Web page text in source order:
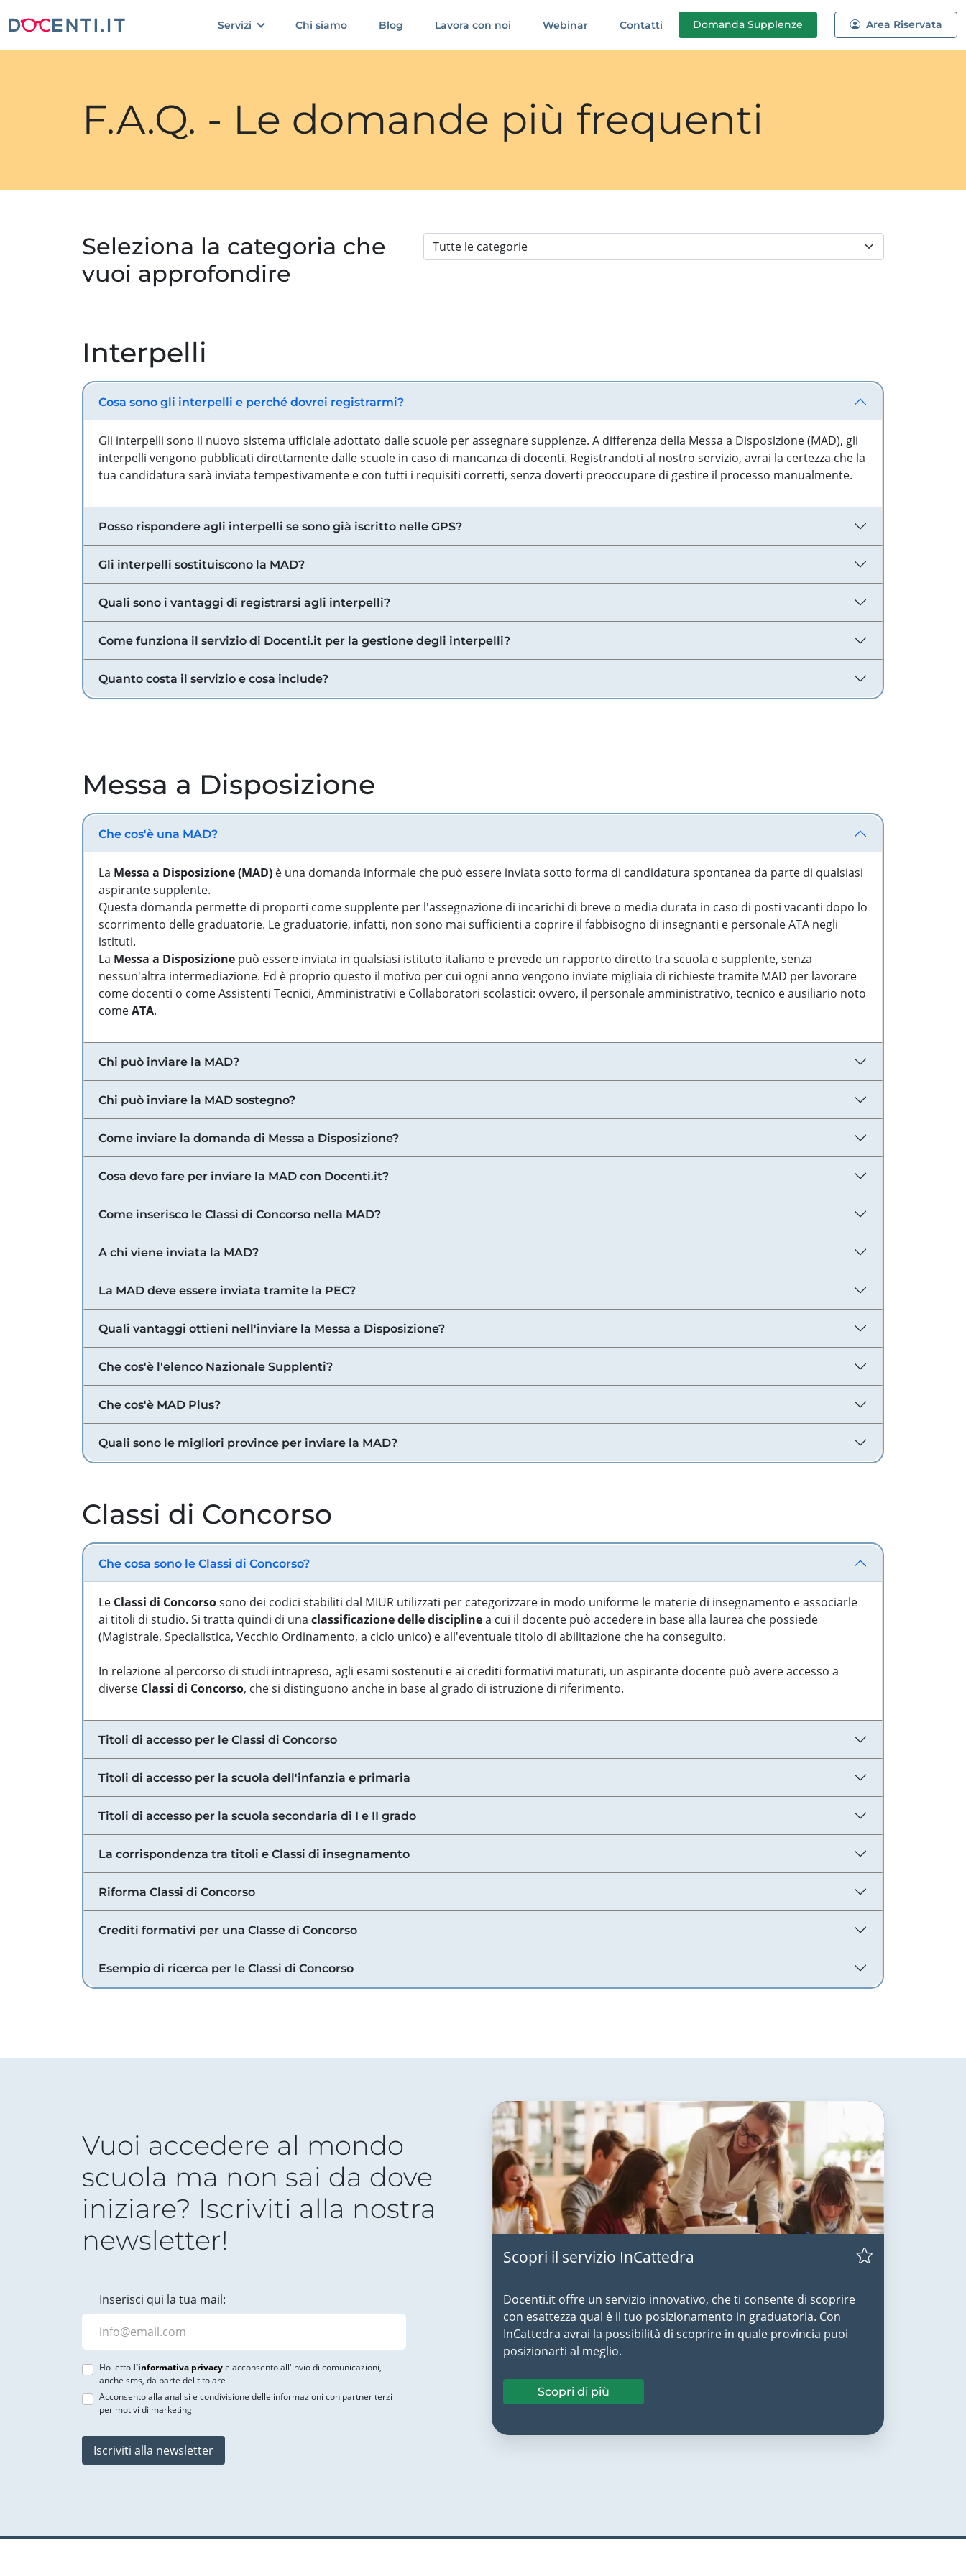
Servizi Chi siamo Blog Lavora con noi Webinar Contatti Domanda Supplenze Area Riservata
F.A.Q. - Le domande più frequenti
Seleziona la categoria che
vuoi approfondire
Interpelli
Cosa sono gli interpelli e perché dovrei registrarmi?
Gli interpelli sono il nuovo sistema ufficiale adottato dalle scuole per assegnare supplenze. A differenza della Messa a Disposizione (MAD), gli
interpelli vengono pubblicati direttamente dalle scuole in caso di mancanza di docenti. Registrandoti al nostro servizio, avrai la certezza che la
tua candidatura sarà inviata tempestivamente e con tutti i requisiti corretti, senza doverti preoccupare di gestire il processo manualmente.
Posso rispondere agli interpelli se sono già iscritto nelle GPS?
Gli interpelli sostituiscono la MAD?
Quali sono i vantaggi di registrarsi agli interpelli?
Come funziona il servizio di Docenti.it per la gestione degli interpelli?
Quanto costa il servizio e cosa include?
Messa a Disposizione
Che cos'è una MAD?
La Messa a Disposizione (MAD) è una domanda informale che può essere inviata sotto forma di candidatura spontanea da parte di qualsiasi
aspirante supplente.
Questa domanda permette di proporti come supplente per l'assegnazione di incarichi di breve o media durata in caso di posti vacanti dopo lo
scorrimento delle graduatorie. Le graduatorie, infatti, non sono mai sufficienti a coprire il fabbisogno di insegnanti e personale ATA negli
istituti.
La Messa a Disposizione può essere inviata in qualsiasi istituto italiano e prevede un rapporto diretto tra scuola e supplente, senza
nessun'altra intermediazione. Ed è proprio questo il motivo per cui ogni anno vengono inviate migliaia di richieste tramite MAD per lavorare
come docenti o come Assistenti Tecnici, Amministrativi e Collaboratori scolastici: ovvero, il personale amministrativo, tecnico e ausiliario noto
comeATA.
Chi può inviare la MAD?
Chi può inviare la MAD sostegno?
Come inviare la domanda di Messa a Disposizione?
Cosa devo fare per inviare la MAD con Docenti.it?
Come inserisco le Classi di Concorso nella MAD?
A chi viene inviata la MAD?
La MAD deve essere inviata tramite la PEC?
Quali vantaggi ottieni nell'inviare la Messa a Disposizione?
Che cos'è l'elenco Nazionale Supplenti?
Che cos'è MAD Plus?
Quali sono le migliori province per inviare la MAD?
Classi di Concorso
Che cosa sono le Classi di Concorso?
Le Classi di Concorsosono dei codici stabiliti dal MIUR utilizzati per categorizzare in modo uniforme le materie di insegnamento e associarle
ai titoli di studio. Si tratta quindi di una classificazione delle disciplinea cui il docente può accedere in base alla laurea che possiede
(Magistrale, Specialistica, Vecchio Ordinamento, a ciclo unico) e all'eventuale titolo di abilitazione che ha conseguito.
In relazione al percorso di studi intrapreso, agli esami sostenuti e ai crediti formativi maturati, un aspirante docente può avere accesso a
diverse Classi di Concorso, che si distinguono anche in base al grado di istruzione di riferimento.
Titoli di accesso per le Classi di Concorso
Titoli di accesso per la scuola dell'infanzia e primaria
Titoli di accesso per la scuola secondaria di I e II grado
La corrispondenza tra titoli e Classi di insegnamento
Riforma Classi di Concorso
Crediti formativi per una Classe di Concorso
Esempio di ricerca per le Classi di Concorso
Vuoi accedere al mondo
scuola ma non sai da dove
iniziare? Iscriviti alla nostra
newsletter!
Inserisci qui la tua mail:
Ho letto l'informativa privacye acconsento all'invio di comunicazioni,
anche sms, da parte del titolare
Acconsento alla analisi e condivisione delle informazioni con partner terzi
per motivi di marketing
Iscriviti alla newsletter
Scopri il servizio InCattedra
Docenti.it offre un servizio innovativo, che ti consente di scoprire
con esattezza qual è il tuo posizionamento in graduatoria. Con
InCattedra avrai la possibilità di scoprire in quale provincia puoi
posizionarti al meglio.
Scopri di più